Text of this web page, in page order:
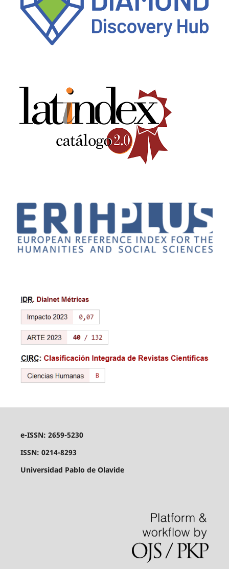
e-ISSN: 2659-5230
ISSN: 0214-8293
Universidad Pablo de Olavide